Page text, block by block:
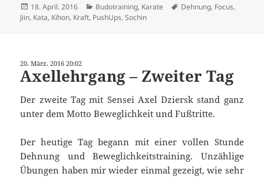
Veröffentlicht
am
18. April. 2016 Kategorien
Budotraining, Karate Schlagwörter
Dehnung, Focus,
Jiin, Kata, Kihon, Kraft, PushUps,Sochin
20. März. 2016 20:02
Axellehrgang – Zweiter Tag
Der zweite Tag mit Sensei Axel Dziersk stand ganz
unter dem Motto Beweglichkeit und Fußtritte.
Der heutige Tag begann mit einer vollen Stunde
Dehnung und Beweglichkeitstraining. Unzählige
Übungen haben mir wieder einmal gezeigt, wie sehr